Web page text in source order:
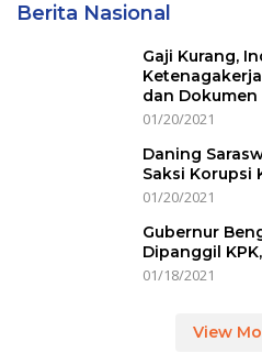
Berita Nasional
Gaji Kurang,
dan Dokumen
01/20/2021
Daning
Saksi Korupsi
01/20/2021
Gubernur
Dipanggil
01/18/2021
View